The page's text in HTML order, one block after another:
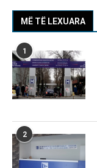
MË TË LEXUARA
1
2